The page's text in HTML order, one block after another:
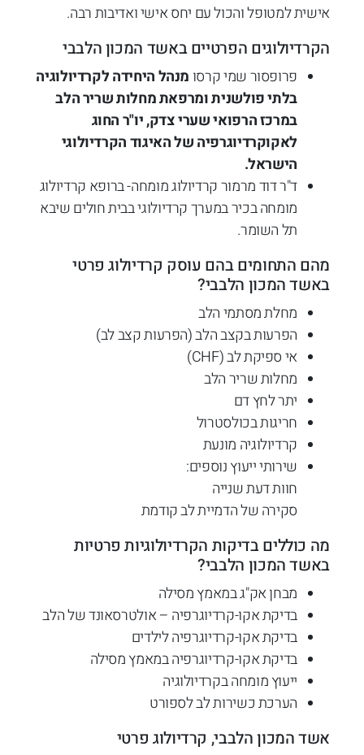
אישית למטופל והכול עם יחס אישי ואדיבות רבה.
הקרדיולוגים הפרטיים באשד המכון הלבבי
פרופסור שמי קרסו מנהל היחידה לקרדיולוגיה
בלתי פולשנית ומרפאת מחלות שריר הלב
במרכז הרפואי שערי צדק, יו"ר החוג
לאקוקרדיוגרפיה של האיגוד הקרדיולוגי
הישראל.
ד"ר דוד מרמור קרדיולוג מומחה- ברופא קרדיולוג
מומחה בכיר במערך קרדיולוגי בבית חולים שיבא
תל השומר.
מהם התחומים בהם עוסק קרדיולוג פרטי
באשד המכון הלבבי?
מחלת מסתמי הלב
הפרעות בקצב הלב (הפרעות קצב לב)
אי ספיקת לב (CHF)
מחלות שריר הלב
יתר לחץ דם
חריגות בכולסטרול
קרדיולוגיה מונעת
שירותי ייעוץ נוספים:
חוות דעת שנייה
סקירה של הדמיית לב קודמת
מה כוללים בדיקות הקרדיולוגיות פרטיות
באשד המכון הלבבי?
מבחן אק"ג במאמץ מסילה
בדיקת אקו-קרדיוגרפיה – אולטרסאונד של הלב
בדיקת אקו-קרדיוגרפיה לילדים
בדיקת אקו-קרדיוגרפיה במאמץ מסילה
ייעוץ מומחה בקרדיולוגיה
הערכת כשירות לב לספורט
אשד המכון הלבבי, קרדיולוג פרטי